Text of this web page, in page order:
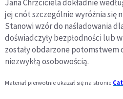
Jana Chrzciciela dokładnie
jej cnót szczególnie wyróżnia się
Stanowi wzór do naśladowania
doświadczyły bezpłodności lub
zostały obdarzone potomstwem
niezwykłą osobowością.
Materiał pierwotnie ukazał się na stronie